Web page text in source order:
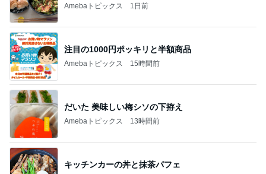
Amebaトピックス 1日前
注目の1000円ポッキリと半額商品
Amebaトピックス 15時間前
だいた 美味しい梅シソの下拵え
Amebaトピックス 13時間前
キッチンカーの丼と抹茶パフェ